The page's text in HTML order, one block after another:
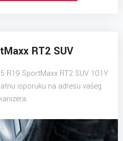
RT2 SUV
R19 SportMaxx RT2 SUV 101Y
isporuku na adresu vašeg